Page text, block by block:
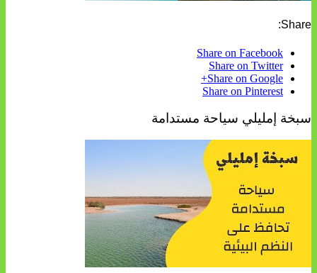
Share:
Share on Facebook
Share on Twitter
Share on Google+
Share on Pinterest
سبخة إمليلي سياحة مستدامة